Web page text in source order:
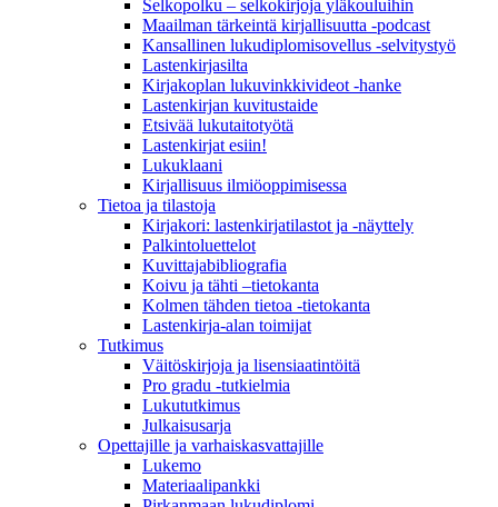
Selkopolku – selkokirjoja yläkouluihin
Maailman tärkeintä kirjallisuutta -podcast
Kansallinen lukudiplomisovellus -selvitystyö
Lastenkirjasilta
Kirjakoplan lukuvinkkivideot -hanke
Lastenkirjan kuvitustaide
Etsivää lukutaitotyötä
Lastenkirjat esiin!
Lukuklaani
Kirjallisuus ilmiöoppimisessa
Tietoa ja tilastoja
Kirjakori: lastenkirjatilastot ja -näyttely
Palkintoluettelot
Kuvittaja­bibliografia
Koivu ja tähti –tietokanta
Kolmen tähden tietoa -tietokanta
Lastenkirja-alan toimijat
Tutkimus
Väitöskirjoja ja lisensiaatintöitä
Pro gradu -tutkielmia
Lukututkimus
Julkaisusarja
Opettajille ja varhaiskasvattajille
Lukemo
Materiaalipankki